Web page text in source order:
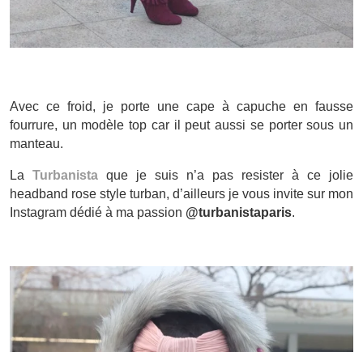
Avec ce froid, je porte une cape à capuche en fausse
fourrure, un modèle top car il peut aussi se porter sous un
manteau.
La Turbanista que je suis n’a pas resister à ce jolie
headband rose style turban, d’ailleurs je vous invite sur mon
Instagram dédié à ma passion @turbanistaparis.